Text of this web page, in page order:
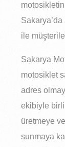
ile
Sakarya
motosiklet
adres
ekibiyle
üretmeye
sunmaya